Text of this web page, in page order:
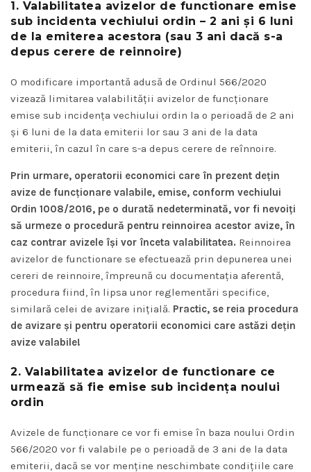
1. Valabilitatea avizelor de functionare emise
sub incidenta vechiului ordin – 2 ani și 6 luni
de la emiterea acestora (sau 3 ani dacă s-a
depus cerere de reinnoire)
O modificare importantă adusă de Ordinul 566/2020
vizează limitarea valabilității avizelor de funcționare
emise sub incidența vechiului ordin la o perioadă de 2 ani
și 6 luni de la data emiterii lor sau 3 ani de la data
emiterii, în cazul în care s-a depus cerere de reînnoire.
Prin urmare, operatorii economici care în prezent dețin
avize de funcționare valabile, emise, conform vechiului
Ordin 1008/2016, pe o durată nedeterminată, vor fi nevoiți
să urmeze o procedură pentru reinnoirea acestor avize, în
caz contrar avizele își vor înceta valabilitatea. Reinnoirea
avizelor de functionare se efectuează prin depunerea unei
cereri de reinnoire, împreună cu documentația aferentă,
procedura fiind, în lipsa unor reglementări specifice,
similară celei de avizare inițială. Practic, se reia procedura
de avizare și pentru operatorii economici care astăzi dețin
avize valabile!
2. Valabilitatea avizelor de functionare ce
urmează să fie emise sub incidența noului
ordin
Avizele de funcționare ce vor fi emise în baza noului Ordin
566/2020 vor fi valabile pe o perioadă de 3 ani de la data
emiterii, dacă se vor menține neschimbate condițiile care